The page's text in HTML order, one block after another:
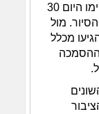
לאחר כשבעה שבועות של לימודים סיימו היום 30
מול
מכלל
ההסמכה